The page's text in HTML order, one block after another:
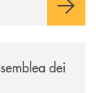
dei